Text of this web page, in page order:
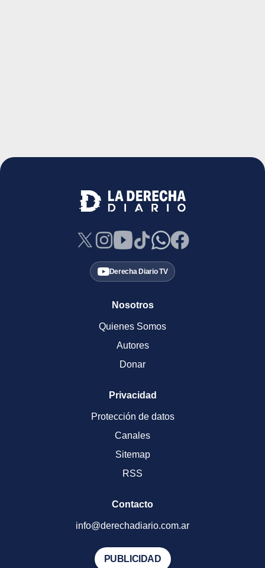
Derecha Diario TV
Nosotros
Quienes Somos
Autores
Donar
Privacidad
Protección de datos
Canales
Sitemap
RSS
Contacto
info@derechadiario.com.ar
PUBLICIDAD